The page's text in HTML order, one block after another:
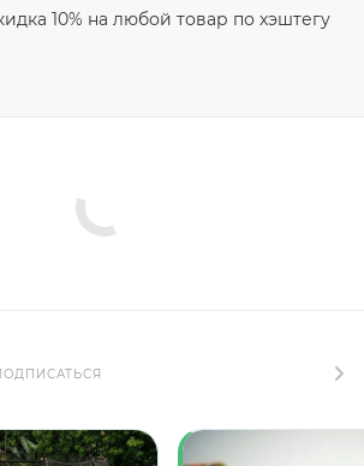
10% на любой товар по хэштегу